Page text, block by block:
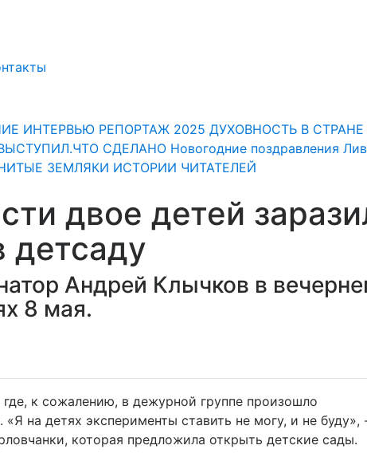
ИНТЕРВЬЮ РЕПОРТАЖ 2025 ДУХОВНОСТЬ В
СДЕЛАНО Новогодние поздравления
ЗЕМЛЯКИ ИСТОРИИ ЧИТАТЕЛЕЙ
двое детей
детсаду
Андрей Клычков в
8 мая.
к сожалению, в дежурной группе произошло
на детях эксперименты ставить не могу, и не буду»,
которая предложила открыть детские сады.